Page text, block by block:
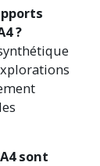
?
sont